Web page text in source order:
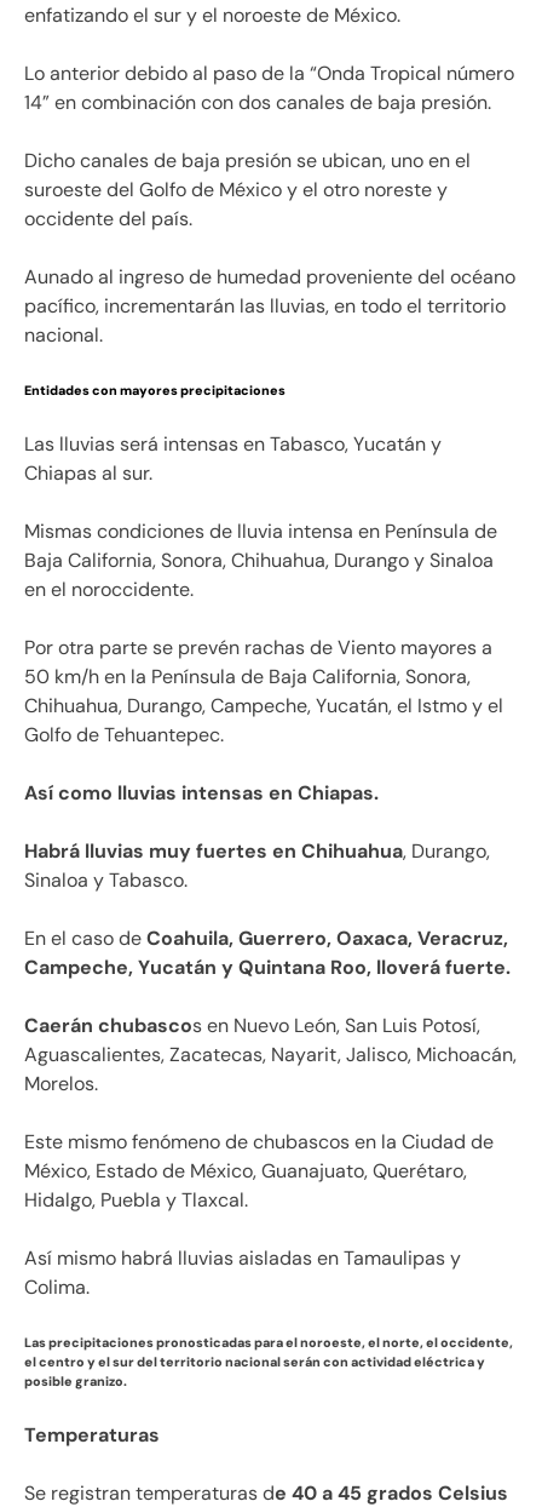
enfatizando el sur y el noroeste de México.
Lo anterior debido al paso de la “Onda Tropical número
14” en combinación con dos canales de baja presión.
Dicho canales de baja presión se ubican, uno en el
suroeste del Golfo de México y el otro noreste y
occidente del país.
Aunado al ingreso de humedad proveniente del océano
pacífico, incrementarán las lluvias, en todo el territorio
nacional.
Entidades con mayores precipitaciones
Las lluvias será intensas en Tabasco, Yucatán y
Chiapas al sur.
Mismas condiciones de lluvia intensa en Península de
Baja California, Sonora, Chihuahua, Durango y Sinaloa
en el noroccidente.
Por otra parte se prevén rachas de Viento mayores a
50 km/h en la Península de Baja California, Sonora,
Chihuahua, Durango, Campeche, Yucatán, el Istmo y el
Golfo de Tehuantepec.
Así como lluvias intensas en Chiapas.
Habrá lluvias muy fuertes en Chihuahua, Durango,
Sinaloa y Tabasco.
En el caso deCoahuila, Guerrero, Oaxaca, Veracruz,
Campeche, Yucatán y Quintana Roo, lloverá fuerte.
Caerán chubascos en Nuevo León, San Luis Potosí,
Aguascalientes, Zacatecas, Nayarit, Jalisco, Michoacán,
Morelos.
Este mismo fenómeno de chubascos en la Ciudad de
México, Estado de México, Guanajuato, Querétaro,
Hidalgo, Puebla y Tlaxcal.
Así mismo habrá lluvias aisladas en Tamaulipas y
Colima.
Las precipitaciones pronosticadas para el noroeste, el norte, el occidente,
el centro y el sur del territorio nacional serán con actividad eléctrica y
posible granizo.
Temperaturas
Se registran temperaturas de 40 a 45 grados Celsius